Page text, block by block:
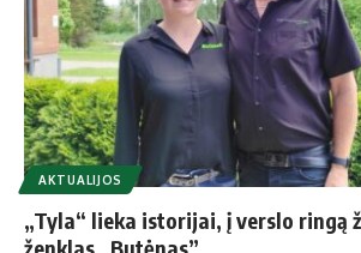
AKTUALIJOS
„Tyla“ lieka istorijai, į verslo ringą